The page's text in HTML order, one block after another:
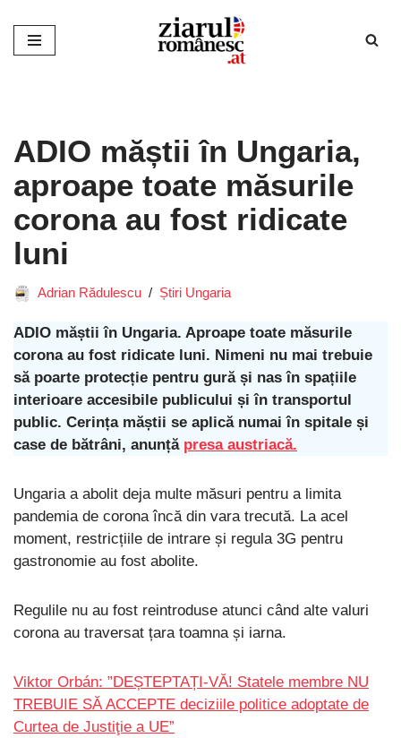
Sari
ADIO măștii în Ungaria,
aproape toate măsurile
corona au fost ridicate
luni
Adrian Rădulescu Știri Ungaria
ADIO măștii în Ungaria. Aproape toate măsurile
corona au fost ridicate luni. Nimeni nu mai trebuie
să poarte protecție pentru gură și nas în spațiile
interioare accesibile publicului și în transportul
public. Cerința măștii se aplică numai în spitale și
case de bătrâni, anunță presa austriacă.
Ungaria a abolit deja multe măsuri pentru a limita
pandemia de corona încă din vara trecută. La acel
moment, restricțiile de intrare și regula 3G pentru
gastronomie au fost abolite.
Regulile nu au fost reintroduse atunci când alte valuri
corona au traversat țara toamna și iarna.
Viktor Orbán: ”DEȘTEPTAȚI-VĂ! Statele membre NU
TREBUIE SĂ ACCEPTE deciziile politice adoptate de
Curtea de Justiţie a UE”